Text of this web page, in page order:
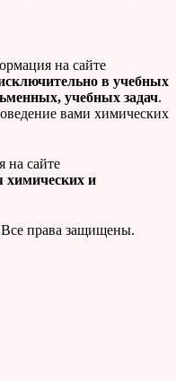
на сайте
в учебных
учебных задач.
вами химических
на сайте
химических и
права защищены.